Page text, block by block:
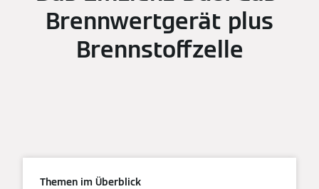
Brennwertgerät plus
Brennstoffzelle
Themen im Überblick